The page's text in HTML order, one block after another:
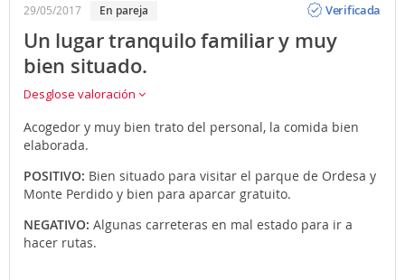
29/05/2017 en pareja
Verificada
Un lugar tranquilo familiar y muy
bien situado.
Desglose valoración
Acogedor y muy bien trato del personal, la comida bien
elaborada.
POSITIVO: Bien situado para visitar el parque de Ordesa y
Monte Perdido y bien para aparcar gratuito.
NEGATIVO: Algunas carreteras en mal estado para ir a
hacer rutas.